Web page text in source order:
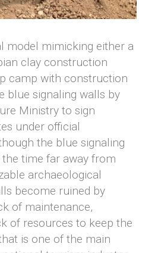
model mimicking either a
clay construction
camp with construction
blue signaling walls by
Ministry to sign
under official
the blue signaling
time far away from
archaeological
become ruined by
of maintenance,
of resources to keep the
is one of the main